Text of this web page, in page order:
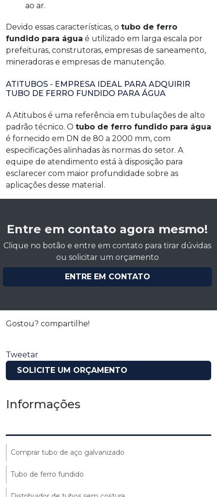
ao ar.
Devido essas características, o tubo de ferro
fundido para água é utilizado em larga escala por
prefeituras, construtoras, empresas de saneamento,
mineradoras e empresas de manutenção.
ATITUBOS - EMPRESA IDEAL PARA ADQUIRIR
TUBO DE FERRO FUNDIDO PARA ÁGUA
A Atitubos é uma referência em tubulações de alto
padrão técnico. O tubo de ferro fundido para água
é fornecido em DN de 80 a 2000 mm, com
especificações alinhadas às normas do setor. A
equipe de atendimento está à disposição para
esclarecer com maior profundidade sobre as
aplicações desse material.
Entre em contato agora mesmo!
Clique no botão e entre em contato para tirar dúvidas
ou solicitar um orçamento
ENTRE EM CONTATO
Gostou? compartilhe!
Tweetar
SOLICITE UM ORÇAMENTO
Informações
Comprar tubo de aço galvanizado
Tubo de ferro fundido